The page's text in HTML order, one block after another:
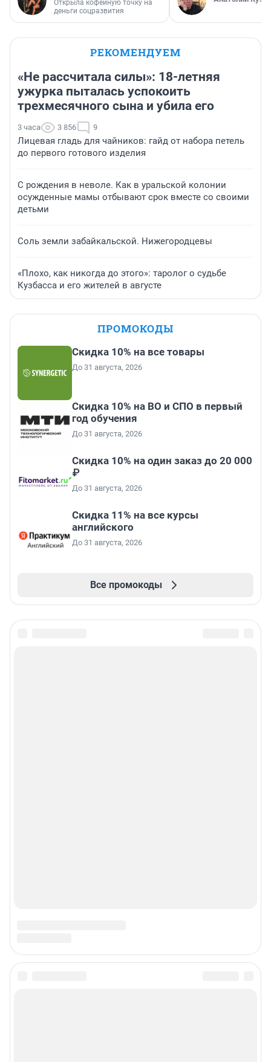
Открыла кофейную точку на
деньги соцразвития
РЕКОМЕНДУЕМ
«Не рассчитала силы»: 18-летняя
ужурка пыталась успокоить
трехмесячного сына и убила его
3 часа 3 856 9
Лицевая гладь для чайников: гайд от набора петель
до первого готового изделия
С рождения в неволе. Как в уральской колонии
осужденные мамы отбывают срок вместе со своими
детьми
Соль земли забайкальской. Нижегородцевы
«Плохо, как никогда до этого»: таролог о судьбе
Кузбасса и его жителей в августе
ПРОМОКОДЫ
Скидка 10% на все товары
До 31 августа, 2026
Скидка 10% на ВО и СПО в первый
год обучения
До 31 августа, 2026
Скидка 10% на один заказ до 20 000
₽
До 31 августа, 2026
Скидка 11% на все курсы
английского
До 31 августа, 2026
Все промокоды